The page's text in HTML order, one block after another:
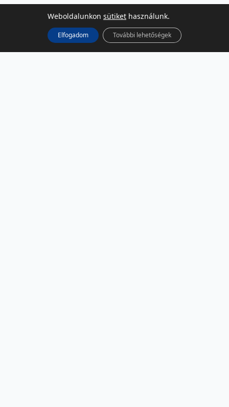
Weboldalunkon sütiket használunk.
Elfogadom További lehetőségek